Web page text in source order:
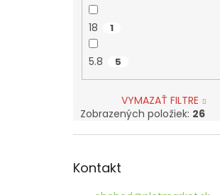
18 1
5.8 5
VYMAZAŤ FILTRE
Zobrazených položiek: 26
Kontakt